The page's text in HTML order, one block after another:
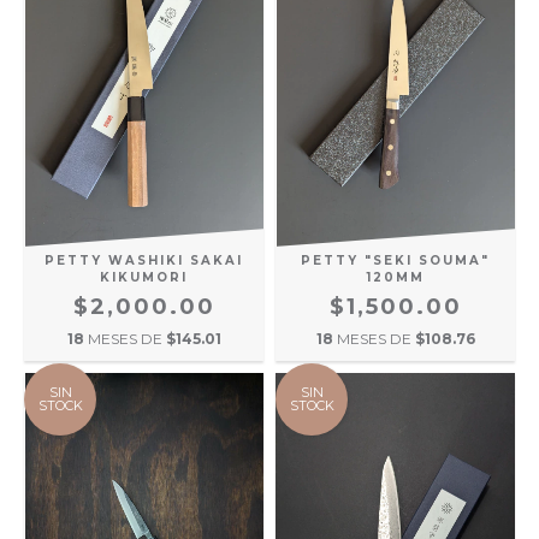
PETTY WASHIKI SAKAI
KIKUMORI
$2,000.00
18 MESES DE $145.01
PETTY "SEKI SOUMA"
120MM
$1,500.00
18 MESES DE $108.76
SIN
STOCK
SIN
STOCK